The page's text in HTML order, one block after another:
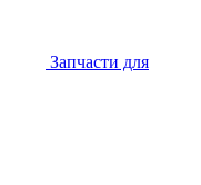
Запчасти для